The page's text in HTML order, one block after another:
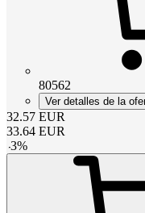
80562
Ver detalles de la
32.57 EUR
33.64 EUR
-3%